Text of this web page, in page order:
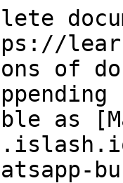
of
as